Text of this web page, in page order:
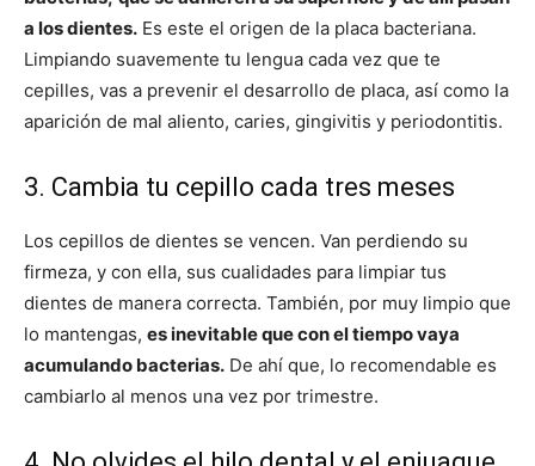
a los dientes. Es este el origen de la placa bacteriana.
Limpiando suavemente tu lengua cada vez que te
cepilles, vas a prevenir el desarrollo de placa, así como la
aparición de mal aliento, caries, gingivitis y periodontitis.
3. Cambia tu cepillo cada tres meses
Los cepillos de dientes se vencen. Van perdiendo su
firmeza, y con ella, sus cualidades para limpiar tus
dientes de manera correcta. También, por muy limpio que
lo mantengas, es inevitable que con el tiempo vaya
acumulando bacterias. De ahí que, lo recomendable es
cambiarlo al menos una vez por trimestre.